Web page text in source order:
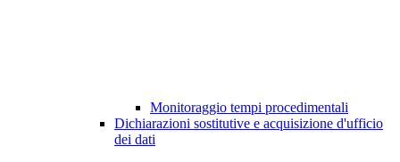
Monitoraggio tempi procedimentali
Dichiarazioni sostitutive e acquisizione d'ufficio
dei dati